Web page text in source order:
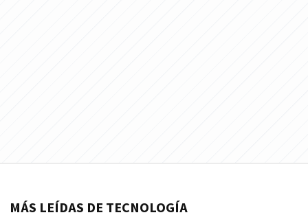
MÁS LEÍDAS DE TECNOLOGÍA